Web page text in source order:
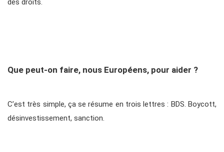
des droits.
Que peut-on faire, nous Européens, pour aider ?
C’est très simple, ça se résume en trois lettres : BDS. Boycott,
désinvestissement, sanction.